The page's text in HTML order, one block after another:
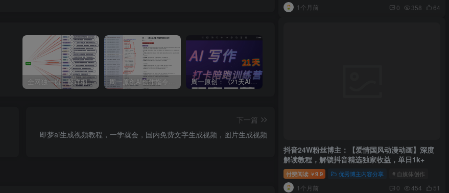
全网独一份：超详细的40+个自媒体赛道领域解析手册，让你的内容创作不再局限！ 周一原创AI创作指令词：30+个领域赛道的创作提示词集合 周一原创：《21天AI写作打卡陪跑训练营》全部内容讲解！（网站会员免费学习…）
下一篇
即梦ai生成视频教程，一学就会，国内免费文字生成视频，图片生成视频
1个月前 0 358 64
抖音24W粉丝博主：【爱情国风动漫动画】深度
解读教程，解锁抖音精选独家收益，单日1k+
付费阅读 ￥9.9 优秀博主内容分享 # 自媒体创作
1个月前 0 454 51